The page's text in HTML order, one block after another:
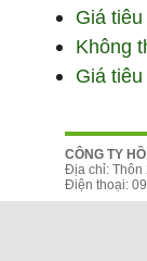
Giá
Không
Giá
CÔNG TY
Địa chỉ: Thôn
Điện thoại: